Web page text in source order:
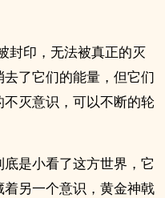
封印，无法被真正的灭
了它们的能量，但它们
灭意识，可以不断的轮
是小看了这方世界，它
另一个意识，黄金神戟